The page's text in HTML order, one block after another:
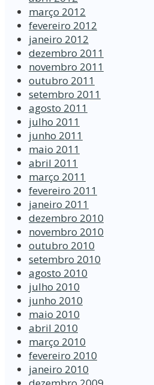
março 2012
fevereiro 2012
janeiro 2012
dezembro 2011
novembro 2011
outubro 2011
setembro 2011
agosto 2011
julho 2011
junho 2011
maio 2011
abril 2011
março 2011
fevereiro 2011
janeiro 2011
dezembro 2010
novembro 2010
outubro 2010
setembro 2010
agosto 2010
julho 2010
junho 2010
maio 2010
abril 2010
março 2010
fevereiro 2010
janeiro 2010